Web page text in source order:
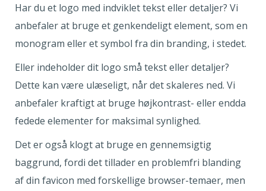
Har du et logo med indviklet tekst eller detaljer? Vi
anbefaler at bruge et genkendeligt element, som en
monogram eller et symbol fra din branding, i stedet.
Eller indeholder dit logo små tekst eller detaljer?
Dette kan være ulæseligt, når det skaleres ned. Vi
anbefaler kraftigt at bruge højkontrast- eller endda
fedede elementer for maksimal synlighed.
Det er også klogt at bruge en gennemsigtig
baggrund, fordi det tillader en problemfri blanding
af din favicon med forskellige browser-temaer, men